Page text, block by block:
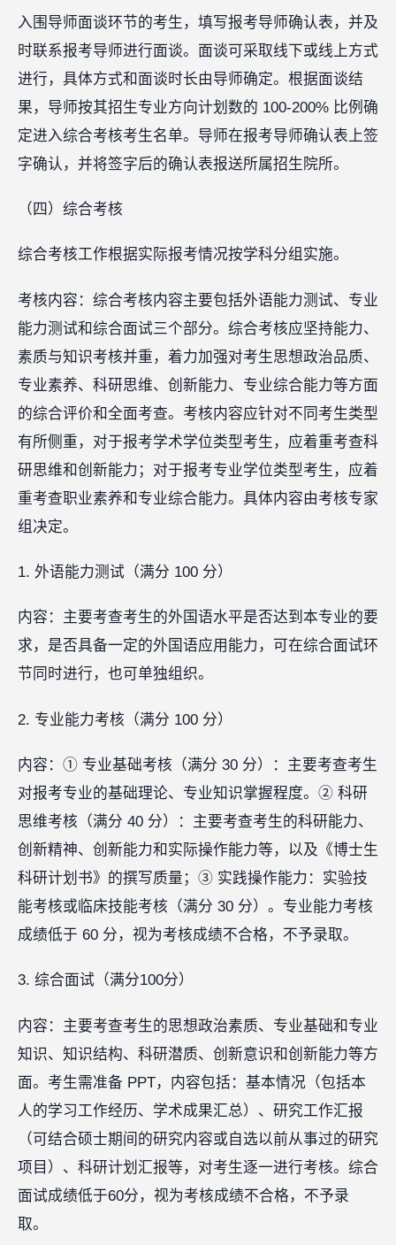
入围导师面谈环节的考生，填写报考导师确认表，并及
时联系报考导师进行面谈。面谈可采取线下或线上方式
进行，具体方式和面谈时长由导师确定。根据面谈结
果，导师按其招生专业方向计划数的 100-200% 比例确
定进入综合考核考生名单。导师在报考导师确认表上签
字确认，并将签字后的确认表报送所属招生院所。
（四）综合考核
综合考核工作根据实际报考情况按学科分组实施。
考核内容：综合考核内容主要包括外语能力测试、专业
能力测试和综合面试三个部分。综合考核应坚持能力、
素质与知识考核并重，着力加强对考生思想政治品质、
专业素养、科研思维、创新能力、专业综合能力等方面
的综合评价和全面考查。考核内容应针对不同考生类型
有所侧重，对于报考学术学位类型考生，应着重考查科
研思维和创新能力；对于报考专业学位类型考生，应着
重考查职业素养和专业综合能力。具体内容由考核专家
组决定。
1. 外语能力测试（满分 100 分）
内容：主要考查考生的外国语水平是否达到本专业的要
求，是否具备一定的外国语应用能力，可在综合面试环
节同时进行，也可单独组织。
2. 专业能力考核（满分 100 分）
内容：① 专业基础考核（满分 30 分）：主要考查考生
对报考专业的基础理论、专业知识掌握程度。② 科研
思维考核（满分 40 分）：主要考查考生的科研能力、
创新精神、创新能力和实际操作能力等，以及《博士生
科研计划书》的撰写质量；③ 实践操作能力：实验技
能考核或临床技能考核（满分 30 分）。专业能力考核
成绩低于 60 分，视为考核成绩不合格，不予录取。
3. 综合面试（满分100分）
内容：主要考查考生的思想政治素质、专业基础和专业
知识、知识结构、科研潜质、创新意识和创新能力等方
面。考生需准备 PPT，内容包括：基本情况（包括本
人的学习工作经历、学术成果汇总）、研究工作汇报
（可结合硕士期间的研究内容或自选以前从事过的研究
项目）、科研计划汇报等，对考生逐一进行考核。综合
面试成绩低于60分，视为考核成绩不合格，不予录
取。